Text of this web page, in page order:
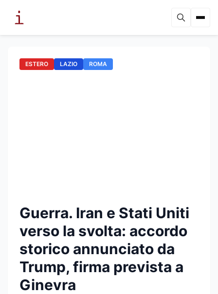
ESTERO LAZIO ROMA
Guerra. Iran e Stati Uniti
verso la svolta: accordo
storico annunciato da
Trump, firma prevista a
Ginevra